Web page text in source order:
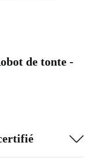
de tonte -